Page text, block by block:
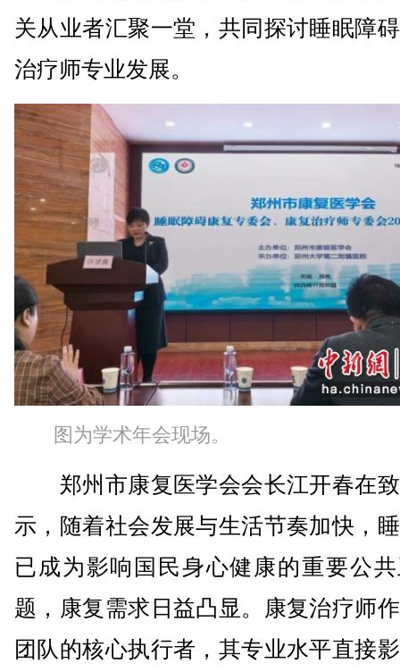
关从业者汇聚一堂，共同探讨睡眠障
治疗师专业发展。
图为学术年会现场。
郑州市康复医学会会长江开春在
示，随着社会发展与生活节奏加快，
已成为影响国民身心健康的重要公
题，康复需求日益凸显。康复治疗师
团队的核心执行者，其专业水平直接